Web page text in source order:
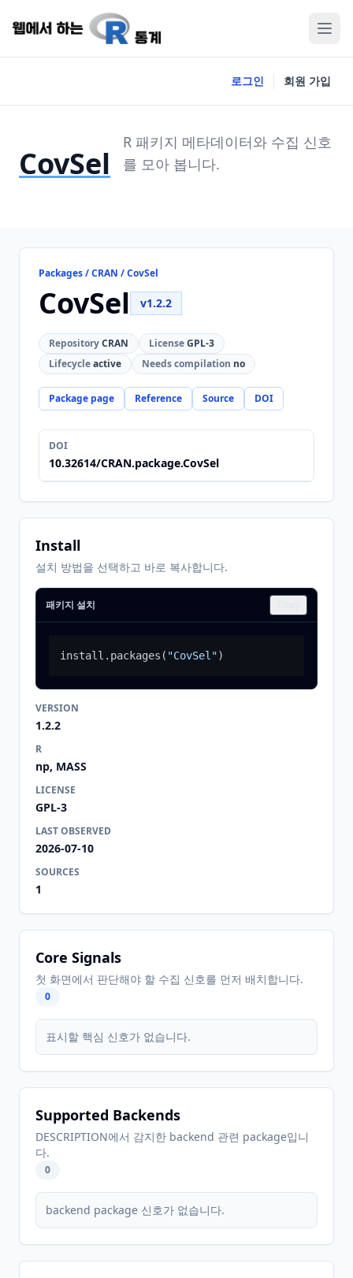
로그인 회원 가입
CovSel
R 패키지 메타데이터와 수집 신호
를 모아 봅니다.
Packages / CRAN / CovSel
CovSel v1.2.2
RepositoryCRAN LicenseGPL-3
Lifecycleactive Needs compilation no
Package page Reference Source DOI
DOI
10.32614/CRAN.package.CovSel
Install
설치 방법을 선택하고 바로 복사합니다.
패키지 설치
install.packages ( "CovSel")
VERSION
1.2.2
R
np, MASS
LICENSE
GPL-3
LAST OBSERVED
2026-07-10
SOURCES
1
Core Signals
첫 화면에서 판단해야 할 수집 신호를 먼저 배치합니다.
0
표시할 핵심 신호가 없습니다.
Supported Backends
DESCRIPTION에서 감지한 backend 관련 package입니
다.
0
backend package 신호가 없습니다.